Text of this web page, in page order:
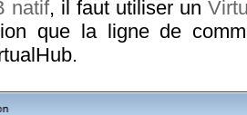
natif, il faut utiliser un
que la ligne de